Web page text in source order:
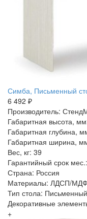
Симба, Письменный
6 492 ₽
Производитель:
Габаритная высота,
Габаритная глубина,
Габаритная ширина,
Вес, кг: 39
Гарантийный срок
Страна: Россия
Материалы: ЛДСП/МДФ
Тип стола:
Декоративные
+